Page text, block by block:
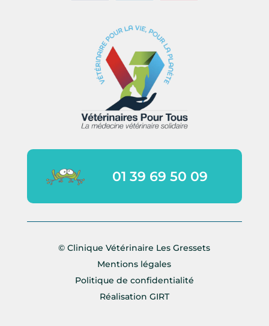
01 39 69 50 09
© Clinique Vétérinaire Les Gressets
Mentions légales
Politique de confidentialité
Réalisation GIRT